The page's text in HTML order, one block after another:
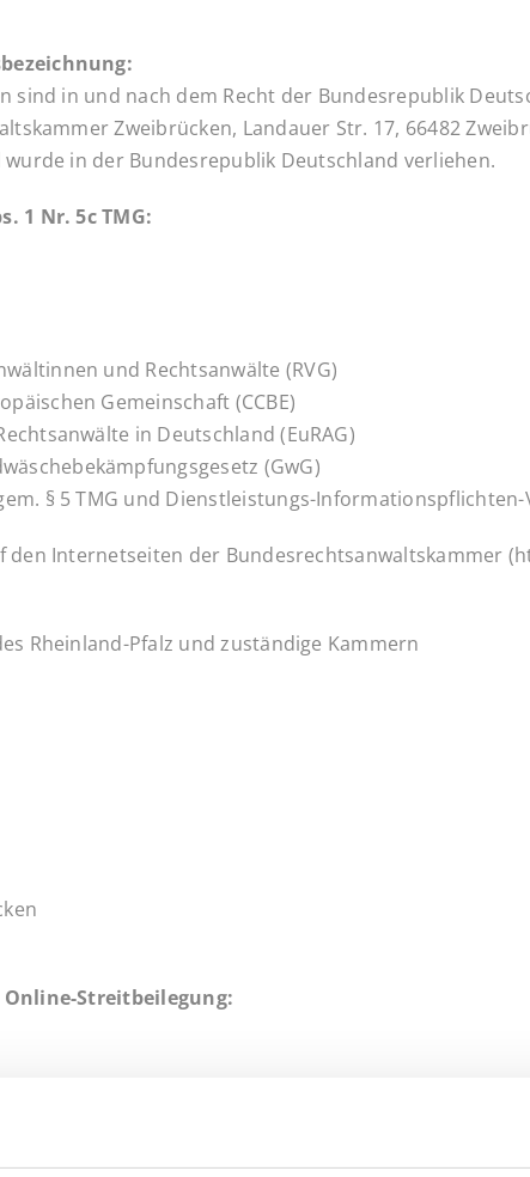
sind in und nach dem Recht der Bundesrepublik
Zweibrücken, Landauer Str. 17, 66482
in der Bundesrepublik Deutschland verliehen.
1 Nr. 5c TMG:
und Rechtsanwälte (RVG)
Gemeinschaft (CCBE)
in Deutschland (EuRAG)
(GwG)
§ 5 TMG und Dienstleistungs-
den Internetseiten der Bundesrechtsanwaltskammer
Rheinland-Pfalz und zuständige Kammern
Streitbeilegung:
veröffentlichten Inhalte (Layout, Texte, Bilder,